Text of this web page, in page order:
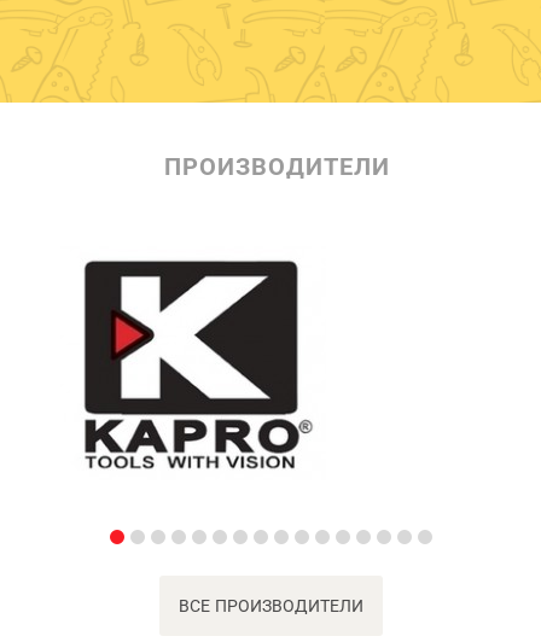
ПРОИЗВОДИТЕЛИ
ВСЕ ПРОИЗВОДИТЕЛИ